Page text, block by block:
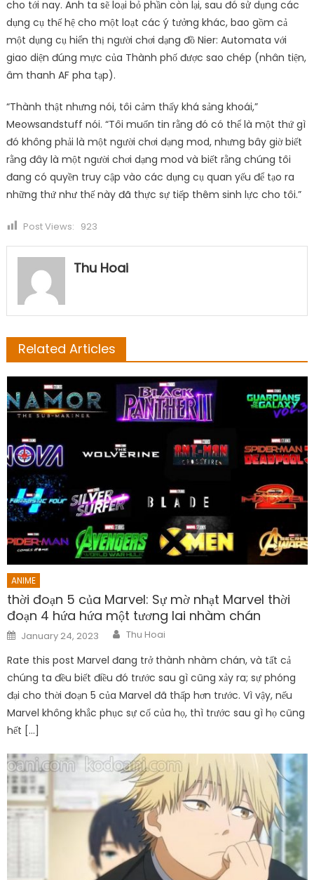
cho tới nay. Anh ta sẽ loại bỏ phần còn lại, sau đó sử dụng các
dụng cụ thế hệ cho một loạt các ý tưởng khác, bao gồm cả
một dụng cụ hiển thị người chơi dạng đồ Nier: Automata với
giao diện đúng mực của Thành phố được sao chép (nhân tiện,
âm thanh AF pha tạp).
“Thành thật nhưng nói, tôi cảm thấy khá sảng khoái,”
Meowsandstuff nói. “Tôi muốn tin rằng đó có thể là một thứ gì
đó không phải là một người chơi dạng mod, nhưng bây giờ biết
rằng đây là một người chơi dạng mod và biết rằng chúng tôi
đang có quyền truy cập vào các dụng cụ quan yếu để tạo ra
những thứ như thế này đã thực sự tiếp thêm sinh lực cho tôi.”
Post Views: 923
Thu Hoai
Related Articles
ANIME
thời đoạn 5 của Marvel: Sự mờ nhạt Marvel thời
đoạn 4 hứa hứa một tương lai nhàm chán
Posted
on
January 24, 2023 Author
Thu Hoai
Rate this post Marvel đang trở thành nhàm chán, và tất cả
chúng ta đều biết điều đó trước sau gì cũng xảy ra; sự phóng
đại cho thời đoạn 5 của Marvel đã thấp hơn trước. Vì vậy, nếu
Marvel không khắc phục sự cố của họ, thì trước sau gì họ cũng
hết […]